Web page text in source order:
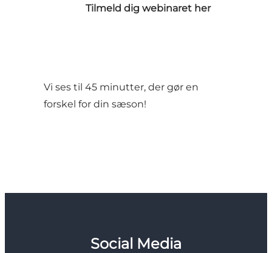
Tilmeld dig webinaret her
Vi ses til 45 minutter, der gør en
forskel for din sæson!
Social Media